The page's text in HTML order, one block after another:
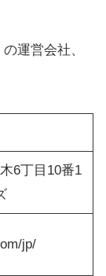
の運営会社、
6丁目10番1
jp/